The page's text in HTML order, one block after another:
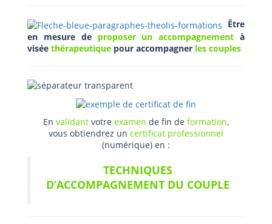
Être
en mesure de proposer un accompagnement à
visée thérapeutique pour accompagner les couples
En validant votre examen de fin de formation,
vous obtiendrez un certificat professionnel
(numérique) en :
TECHNIQUES
D’ACCOMPAGNEMENT DU COUPLE